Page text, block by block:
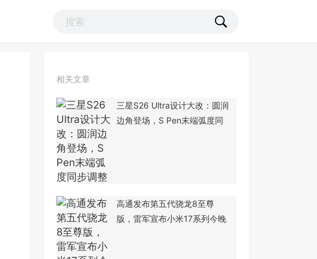
相关文章
三星S26 Ultra设计大改：圆润
边角登场，S Pen末端弧度同
高通发布第五代骁龙8至尊
版，雷军宣布小米17系列今晚